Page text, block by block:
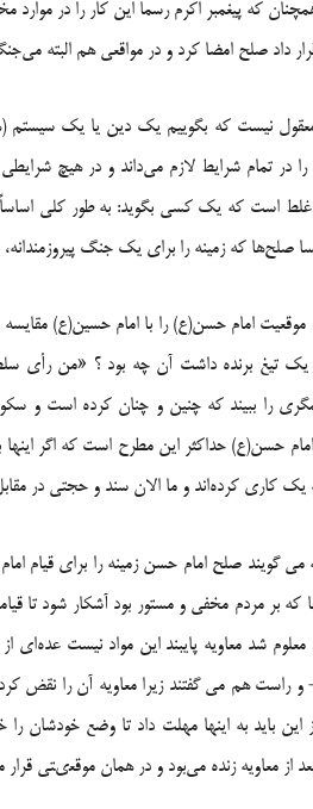
که پیغمبر اکرم رسما این کار را در
داد صلح امضا کرد و در مواقعى هم البته
نیست که بگوییم یک دین یا یک سیستم
در تمام شرایط لازم مى‌داند و در هیچ
است که یک کسى بگوید: به طور کلى
صلح‌ها که زمینه را براى یک جنگ پیروزمندانه،
موقعیت امام حسن(ع) را با امام حسین(ع)
یک تیغ برنده داشت آن چه بود ؟ «من رأى
را ببیند که چنین و چنان کرده است و
حسن(ع) حداکثر این مطرح است که اگر اینها
کارى کرده‌اند و ما الان سند و حجتى در مقابل
گویند صلح امام حسن زمینه را براى قیام
که بر مردم مخفى و مستور بود آشکار شود تا
شد معاویه پایبند این مواد نیست
هم مى گفتند زیرا معاویه آن را نقض کرد –
باید به اینها مهلت داد تا وضع خودشان
از معاویه زنده مى‌بود و در همان موقعىتی